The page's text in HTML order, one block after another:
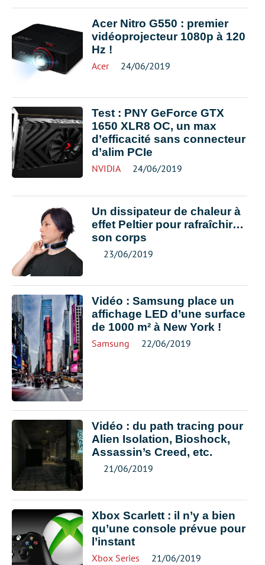
Acer Nitro G550 : premier
vidéoprojecteur 1080p à 120
Hz !
Acer 24/06/2019
Test : PNY GeForce GTX
1650 XLR8 OC, un max
d’efficacité sans connecteur
d’alim PCIe
NVIDIA 24/06/2019
Un dissipateur de chaleur à
effet Peltier pour rafraîchir…
son corps
23/06/2019
Vidéo : Samsung place un
affichage LED d’une surface
de 1000 m² à New York !
Samsung 22/06/2019
Vidéo : du path tracing pour
Alien Isolation, Bioshock,
Assassin’s Creed, etc.
21/06/2019
Xbox Scarlett : il n’y a bien
qu’une console prévue pour
l’instant
Xbox Series 21/06/2019